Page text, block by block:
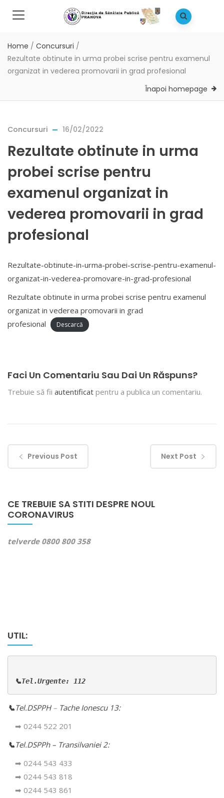
Home / Concursuri /
Rezultate obtinute in urma probei scrise pentru examenul
organizat in vederea promovarii in grad profesional
Înapoi homepage
Concursuri 16/02/2022
Rezultate obtinute in urma
probei scrise pentru
examenul organizat in
vederea promovarii in grad
profesional
Rezultate-obtinute-in-urma-probei-scrise-pentru-examenul-
organizat-in-vederea-promovare-in-grad-profesional
Rezultate obtinute in urma probei scrise pentru examenul
organizat in vederea promovarii in grad
profesional
Descarcă
Faci Un Comentariu Sau Dai Un Răspuns?
Trebuie să fii autentificat pentru a publica un comentariu.
Previous Post Next Post
CE TREBUIE SA STITI DESPRE NOUL
CORONAVIRUS
telverde 0800 800 358
UTIL:
📞Tel.Urgente: 112
📞Tel.DSPPH – Tache Ionescu 13:
➡ 0244 522 201
📞Tel.DSPPh – Transilvaniei 2:
➡ 0244 543 433
➡ 0244 543 818
➡ 0244 543 861